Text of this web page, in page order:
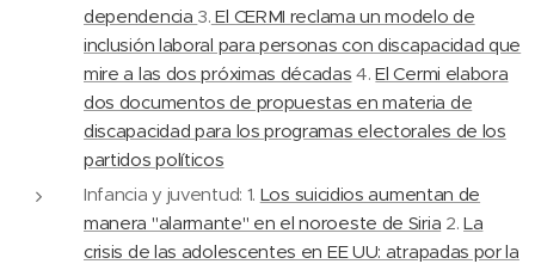
dependencia 3. El CERMI reclama un modelo de
inclusión laboral para personas con discapacidad que
mire a las dos próximas décadas 4.El Cermi elabora
dos documentos de propuestas en materia de
discapacidad para los programas electorales de los
partidos políticos
Infancia y juventud: 1. Los suicidios aumentan de
manera "alarmante" en el noroeste de Siria 2.La
crisis de las adolescentes en EE UU: atrapadas por la